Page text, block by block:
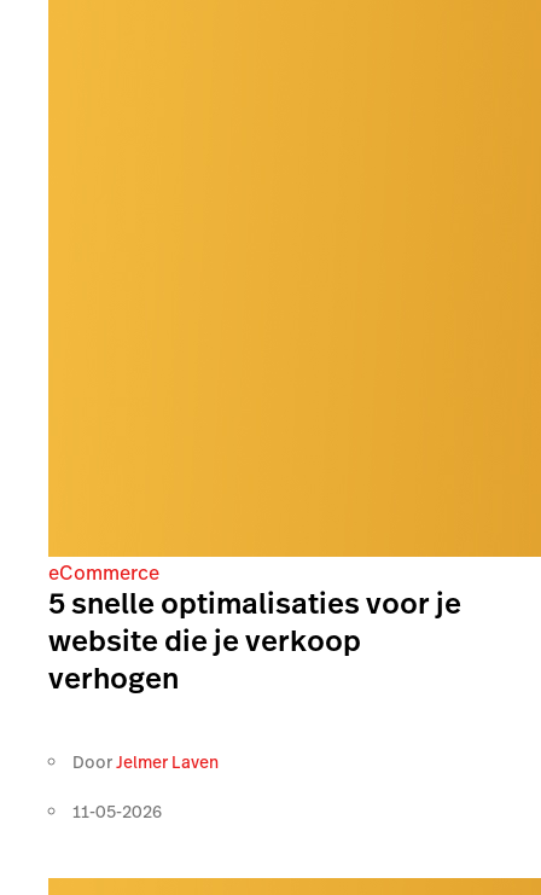
eCommerce
5 snelle optimalisaties voor je
website die je verkoop
verhogen
DoorJelmer Laven
11-05-2026